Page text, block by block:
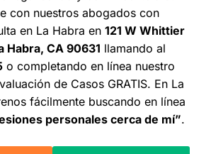
con nuestros abogados con
en La Habra en 121 W Whittier
Habra, CA 90631 llamando al
o completando en línea nuestro
de Casos GRATIS. En La
fácilmente buscando en línea
personales cerca de mí”.